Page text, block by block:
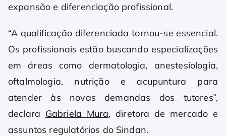
expansão e diferenciação profissional.
“A qualificação diferenciada tornou-se essencial.
Os profissionais estão buscando especializações
em áreas como dermatologia, anestesiologia,
oftalmologia, nutrição e acupuntura para
atender às novas demandas dos tutores”,
declara Gabriela Mura, diretora de mercado e
assuntos regulatórios do Sindan.